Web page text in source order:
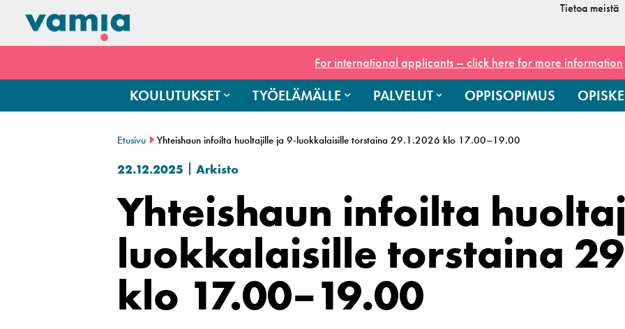
Tietoa meistä
For international applicants – click here for more information
KOULUTUKSET TYÖELÄMÄLLE PALVELUT OPPISOPIMUS
Etusivu Yhteishaun infoilta huoltajille ja 9-luokkalaisille torstaina 29.1.2026 klo 17.00–19.00
22.12.2025 Arkisto
Yhteishaun infoilta
luokkalaisille torstaina
klo 17.00–19.00